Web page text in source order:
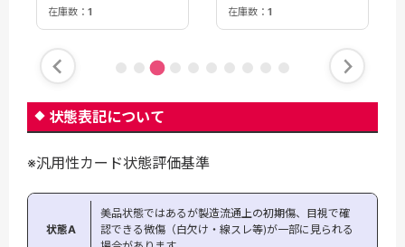
在庫数： 1 在庫数： 1
状態表記について
※汎用性カード状態評価基準
状態A
美品状態ではあるが製造流通上の初期傷、目視で確
認できる微傷（白欠け・線スレ等)が一部に見られる